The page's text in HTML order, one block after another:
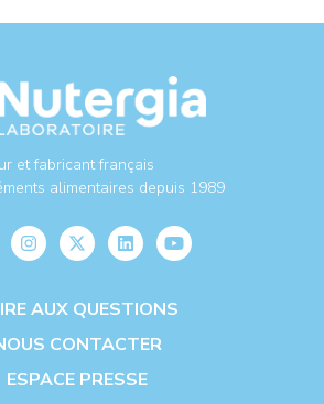
et fabricant français
alimentaires depuis 1989
AUX QUESTIONS
CONTACTER
ESPACE PRESSE